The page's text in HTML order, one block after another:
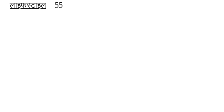
लाइफस्टाइल
55